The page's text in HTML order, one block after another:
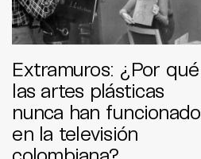
Extramuros: ¿Por qué
las artes plásticas
nunca han funcionado
en la televisión
colombiana?